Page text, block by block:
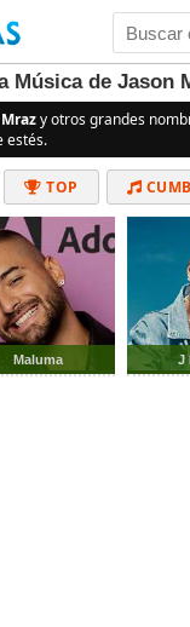
Música de Jason
y otros grandes
estés.
TOP
Maluma J